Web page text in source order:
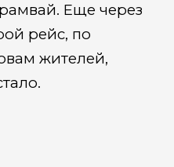
Еще через
рейс, по
жителей,